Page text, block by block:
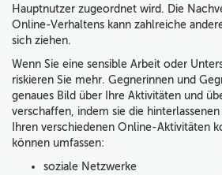
Hauptnutzer zugeordnet wird. Die
Online-Verhaltens kann zahlreiche
sich ziehen.
Wenn Sie eine sensible Arbeit oder
riskieren Sie mehr. Gegnerinnen und
genaues Bild über Ihre Aktivitäten und
verschaffen, indem sie die
Ihren verschiedenen Online-Aktivitäten
können umfassen:
soziale Netzwerke